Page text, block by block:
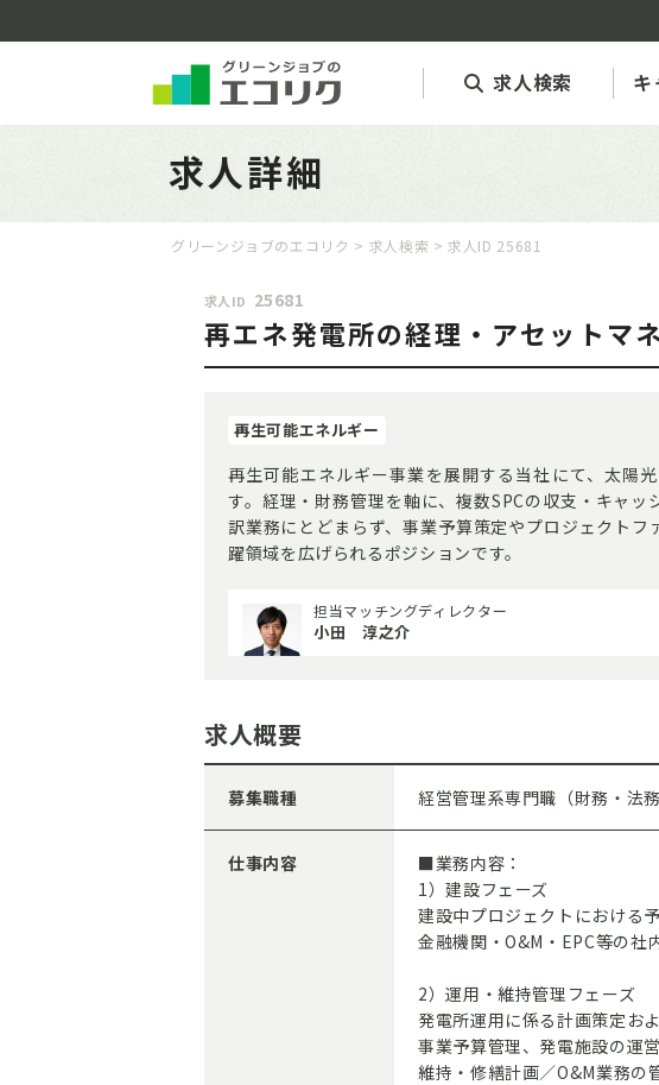
求人検索 キ
求人詳細
グリーンジョブのエコリク > 求人検索 > 求人ID 25681
求人ID 25681
再エネ発電所の経理・アセットマ
再生可能エネルギー
再生可能エネルギー事業を展開する当社にて、太陽
す。経理・財務管理を軸に、複数SPCの収支・キャ
訳業務にとどまらず、事業予算策定やプロジェクト
躍領域を広げられるポジションです。
担当マッチングディレクター
小田 淳之介
求人概要
募集職種 経営管理系専門職（財務・法
仕事内容
■業務内容：
1）建設フェーズ
建設中プロジェクトにおける
金融機関・O&M・EPC等の社
2）運用・維持管理フェーズ
発電所運用に係る計画策定お
事業予算管理、発電施設の運
維持・修繕計画／O&M業務の